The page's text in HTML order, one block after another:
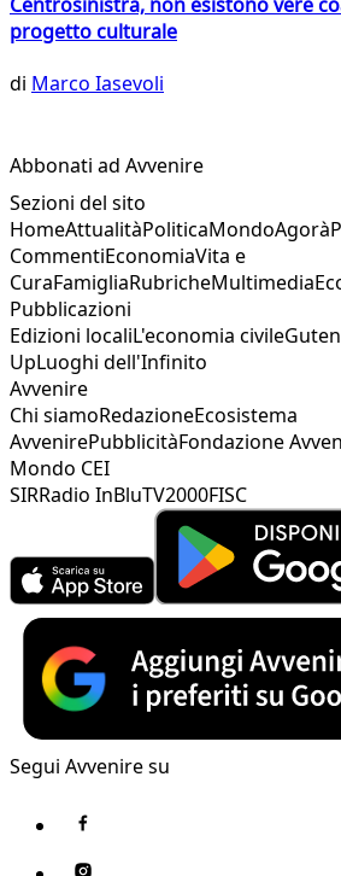
progetto culturale
di Marco Iasevoli
Abbonati ad Avvenire
Sezioni del sito
HomeAttualitàPoliticaMondoAgorà
CommentiEconomiaVita e
CuraFamigliaRubricheMultimedia
Pubblicazioni
Edizioni localiL'economia civile
UpLuoghi dell'Infinito
Avvenire
Chi siamoRedazioneEcosistema
AvvenirePubblicitàFondazione
Mondo CEI
SIRRadio InBluTV2000FISC
Segui Avvenire su